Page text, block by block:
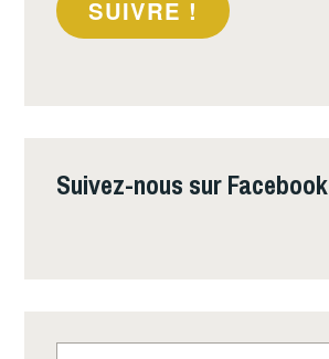
SUIVRE !
Suivez-nous sur Facebook